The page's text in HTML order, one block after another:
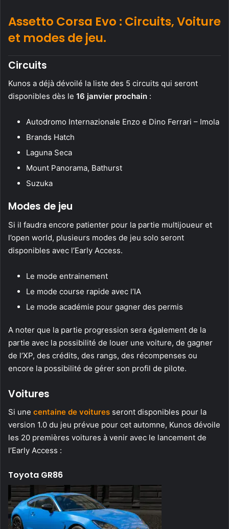
Assetto Corsa Evo : Circuits, Voiture
et modes de jeu.
Circuits
Kunos a déjà dévoilé la liste des 5 circuits qui seront
disponibles dès le 16 janvier prochain :
Autodromo Internazionale Enzo e Dino Ferrari – Imola
Brands Hatch
Laguna Seca
Mount Panorama, Bathurst
Suzuka
Modes de jeu
Si il faudra encore patienter pour la partie multijoueur et
l’open world, plusieurs modes de jeu solo seront
disponibles avec l’Early Access.
Le mode entrainement
Le mode course rapide avec l’IA
Le mode académie pour gagner des permis
A noter que la partie progression sera également de la
partie avec la possibilité de louer une voiture, de gagner
de l’XP, des crédits, des rangs, des récompenses ou
encore la possibilité de gérer son profil de pilote.
Voitures
Si une centaine de voitures seront disponibles pour la
version 1.0 du jeu prévue pour cet automne, Kunos dévoile
les 20 premières voitures à venir avec le lancement de
l’Early Access :
Toyota GR86